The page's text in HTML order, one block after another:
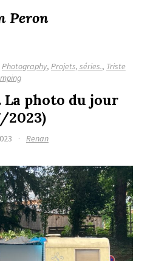
Peron
Photography, Projets, séries., Triste
photo du jour
2023)
· Renan